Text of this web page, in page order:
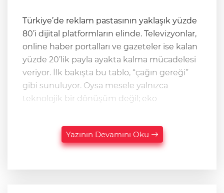
Türkiye’de reklam pastasının yaklaşık yüzde
80’i dijital platformların elinde. Televizyonlar,
online haber portalları ve gazeteler ise kalan
yüzde 20’lik payla ayakta kalma mücadelesi
veriyor. İlk bakışta bu tablo, “çağın gereği”
gibi sunuluyor. Oysa mesele yalnızca
teknolojik bir dönüşüm değil; eko
Yazının Devamını Oku